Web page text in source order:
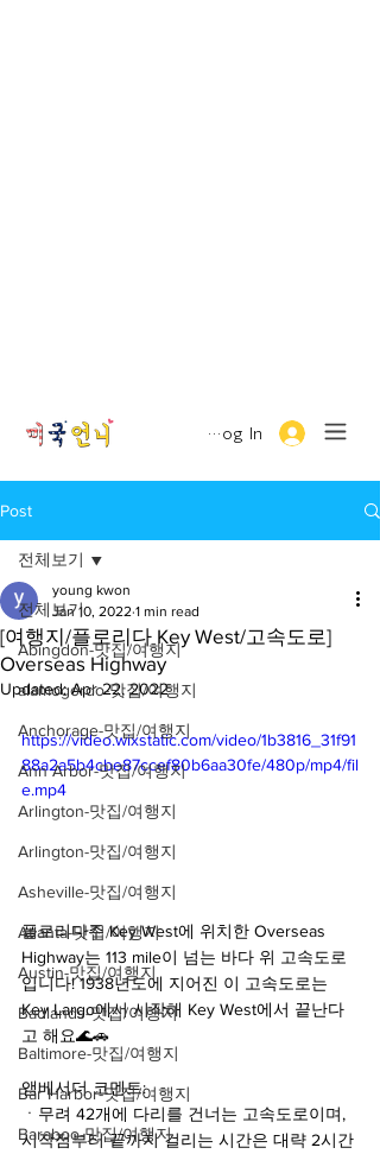
Log In
Post
전체보기
Abingdon-맛집/여행지
alamogordo-맛집/여행지
Anchorage-맛집/여행지
Ann Arbor-맛집/여행지
Arlington-맛집/여행지
Arlington-맛집/여행지
Asheville-맛집/여행지
Atlanta-맛집/여행지
Austin-맛집/여행지
Badlands-맛집/여행지
Baltimore-맛집/여행지
Bar Harbor-맛집/여행지
Baraboo-맛집/여행지
전체보기
[여행지/플로리다 Key West/고속도로]
Overseas Highway
young kwon
Jan 10, 2022 1 min read
Updated:Apr 22, 2022
https://video.wixstatic.com/video/1b3816_31f91
88a2a5b4cbe87ccef80b6aa30fe/480p/mp4/fil
e.mp4
플로리다주 Key West에 위치한 Overseas
Highway는 113 mile이 넘는 바다 위 고속도로
입니다! 1938년도에 지어진 이 고속도로는
Key Largo에서 시작해 Key West에서 끝난다
고 해요🌊🚗
앰베서더 코멘트:
ㆍ무려 42개에 다리를 건너는 고속도로이며,
시작점부터 끝까지 걸리는 시간은 대략 2시간